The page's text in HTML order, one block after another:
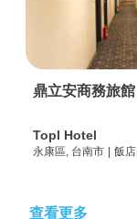
鼎立安商務旅館
Topl Hotel
永康區, 台南市 | 飯店
查看更多